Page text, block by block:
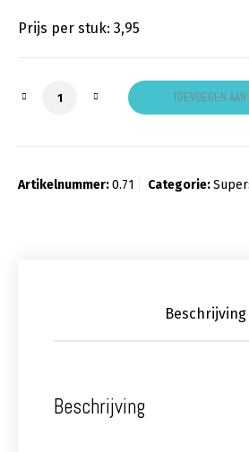
Prijs per stuk: 3,95
Facepaint licht grijs klein
TOEVOEGEN
Artikelnummer:0.71 Categorie:
Beschrijving
Beschrijving